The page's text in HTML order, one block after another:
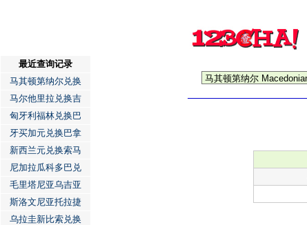
最近查询记录
马其顿第纳尔兑换
马尔他里拉兑换吉
匈牙利福林兑换巴
牙买加元兑换巴拿
新西兰元兑换索马
尼加拉瓜科多巴兑
毛里塔尼亚乌吉亚
斯洛文尼亚托拉捷
乌拉圭新比索兑换